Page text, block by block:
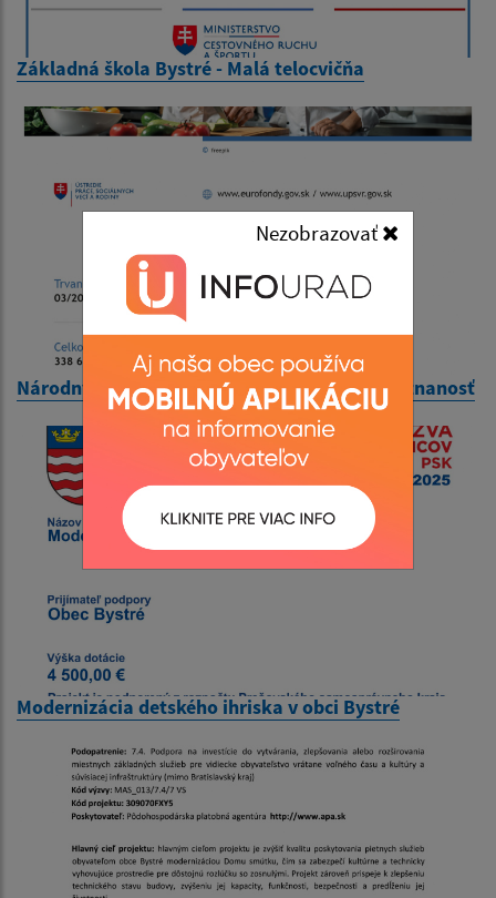
Základná škola Bystré - Malá telocvičňa
Národný projekt Finančné stimuly pre zamestnanosť
Modernizácia detského ihriska v obci Bystré
Nezobrazovať